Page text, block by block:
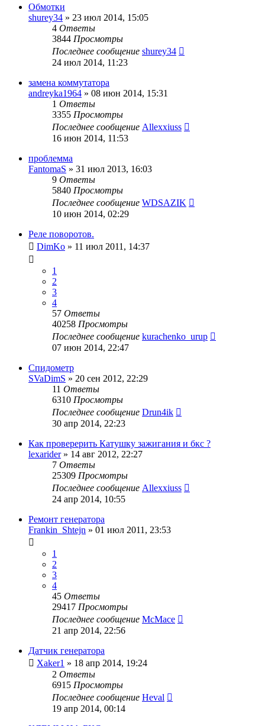
Обмотки
shurey34 » 23 июл 2014, 15:05
4 Ответы
3844 Просмотры
Последнее сообщение shurey34
24 июл 2014, 11:23
замена коммутатора
andreyka1964 » 08 июн 2014, 15:31
1 Ответы
3355 Просмотры
Последнее сообщение Allexxiuss
16 июн 2014, 11:53
проблемма
FantomaS » 31 июл 2013, 16:03
9 Ответы
5840 Просмотры
Последнее сообщение WDSAZIK
10 июн 2014, 02:29
Реле поворотов.
DimKo » 11 июл 2011, 14:37
1
2
3
4
57 Ответы
40258 Просмотры
Последнее сообщение kurachenko_urup
07 июн 2014, 22:47
Спидометр
SVaDimS » 20 сен 2012, 22:29
11 Ответы
6310 Просмотры
Последнее сообщение Drun4ik
30 апр 2014, 22:23
Как проверерить Катушку зажигания и бкс ?
lexarider» 14 авг 2012, 22:27
7 Ответы
25309 Просмотры
Последнее сообщение Allexxiuss
24 апр 2014, 10:55
Ремонт генератора
Frankin_Shtejn » 01 июл 2011, 23:53
1
2
3
4
45 Ответы
29417 Просмотры
Последнее сообщение McMace
21 апр 2014, 22:56
Датчик генератора
Xaker1 » 18 апр 2014, 19:24
2 Ответы
6915 Просмотры
Последнее сообщение Heval
19 апр 2014, 00:14